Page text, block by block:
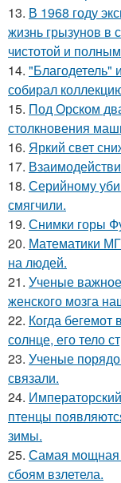
13. В 1968 году
жизнь грызунов в
чистотой и
14. "Благодетель"
собирал
15. Под Орском
столкновения
16. Яркий свет
17.
18. Серийному
смягчили.
19. Снимки горы
20. Математики
на людей.
21. Ученые
женского мозга
22. Когда
солнце, его тело
23. Ученые
связали.
24.
птенцы
зимы.
25. Самая мощная
сбоям взлетела.